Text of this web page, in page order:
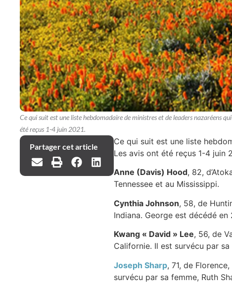
Ce qui suit est une liste hebdomadaire de ministres et de leaders nazaréens
été reçus 1-4 juin 2021.
Partager cet article
Ce qui suit est une liste
Les avis ont été reçus 1-4 juin
Anne (Davis) Hood, 82,
Tennessee et au Mississippi.
Cynthia Johnson, 58, de
Indiana. George est décédé en
Kwang « David » Lee, 56, de
Californie. Il est survécu par sa
Joseph Sharp, 71, de
survécu par sa femme, Ruth